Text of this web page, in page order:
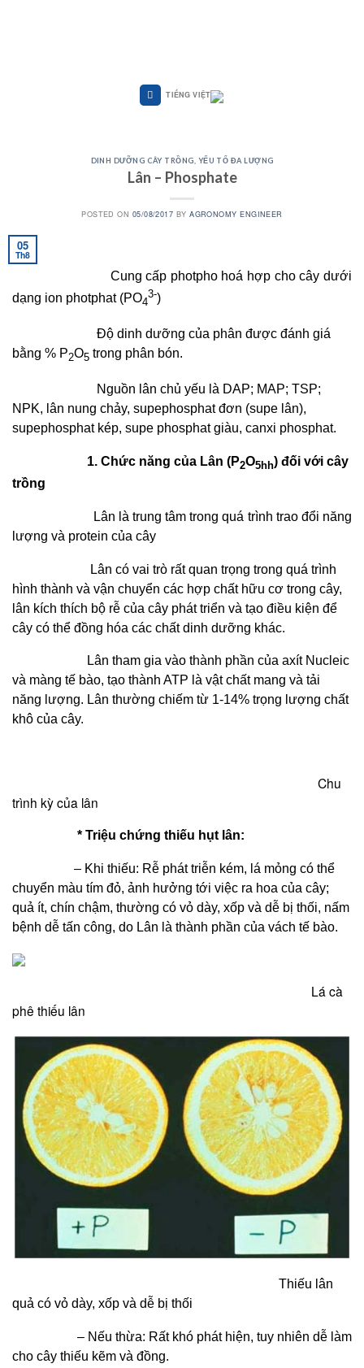
TIẾNG VIỆT
DINH DƯỠNG CÂY TRỒNG YẾU TỐ ĐA LƯỢNG
Lân – Phosphate
POSTED ON 05/08/2017 BYAGRONOMY ENGINEER
05
Th8
Cung cấp photpho hoá hợp cho cây dưới
dạng ion photphat (PO4
3-)
Độ dinh dưỡng của phân được đánh giá
bằng % P2O5 trong phân bón.
Nguồn lân chủ yếu là DAP; MAP; TSP;
NPK, lân nung chảy, supephosphat đơn (supe lân),
supephosphat kép, supe phosphat giàu, canxi phosphat.
1. Chức năng của Lân (P2O5hh) đối với cây
trồng
Lân là trung tâm trong quá trình trao đổi năng
lượng và protein của cây
Lân có vai trò rất quan trọng trong quá trình
hình thành và vận chuyển các hợp chất hữu cơ trong cây,
lân kích thích bộ rễ của cây phát triển và tạo điều kiện để
cây có thể đồng hóa các chất dinh dưỡng khác.
Lân tham gia vào thành phần của axít Nucleic
và màng tế bào, tạo thành ATP là vật chất mang và tải
năng lượng. Lân thường chiếm từ 1-14% trọng lượng chất
khô của cây.
Chu
trình kỳ của lân
* Triệu chứng thiếu hụt lân:
– Khi thiếu: Rễ phát triễn kém, lá mỏng có thể
chuyển màu tím đỏ, ảnh hưởng tới việc ra hoa của cây;
quả ít, chín chậm, thường có vỏ dày, xốp và dễ bị thối, nấm
bệnh dễ tấn công, do Lân là thành phần của vách tế bào.
Lá cà
phê thiếu lân
Thiếu lân
quả có vỏ dày, xốp và dễ bị thối
– Nếu thừa: Rất khó phát hiện, tuy nhiên dễ làm
cho cây thiếu kẽm và đồng.